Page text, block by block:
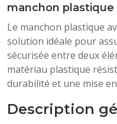
manchon
Le manchon plastique
solution idéale pour
sécurisée entre deux
matériau plastique
durabilité et une mise
Description